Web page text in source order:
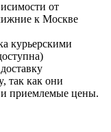
от
к Москве
курьерскими
так как они
и приемлемые цены.